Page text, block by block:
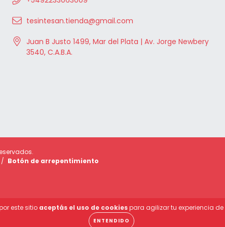
este sitio aceptás el uso de cookiespara agilizar tu experiencia
ENTENDIDO
tesintesan.tienda@gmail.com
Juan B Justo 1499, Mar del Plata | Av. Jorge Newbery
3540, C.A.B.A.
/ Botón de arrepentimiento